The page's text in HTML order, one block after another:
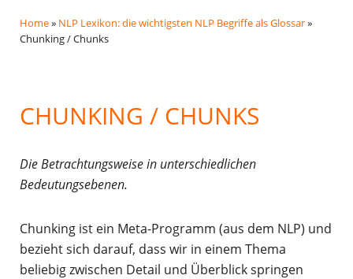
Home» NLP Lexikon: die wichtigsten NLP Begriffe als Glossar»
Chunking / Chunks
CHUNKING / CHUNKS
Die Betrachtungsweise in unterschiedlichen
Bedeutungsebenen.
Chunking ist ein Meta-Programm (aus dem NLP) und
bezieht sich darauf, dass wir in einem Thema
beliebig zwischen Detail und Überblick springen